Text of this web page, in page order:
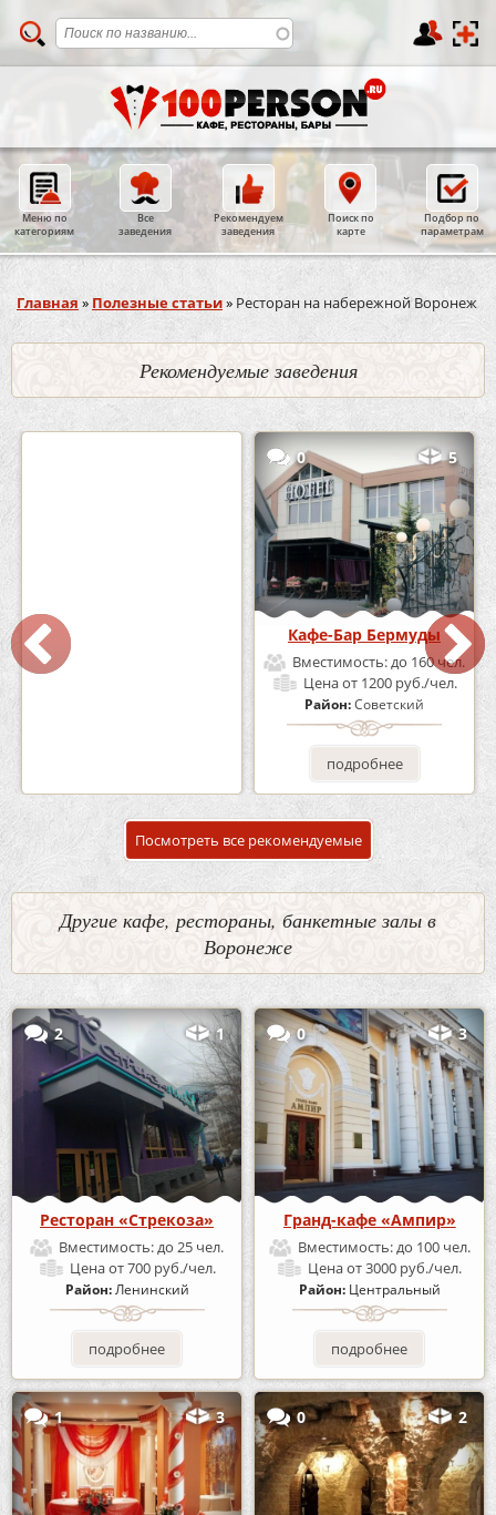
Меню по
категориям
Все
заведения
Рекомендуем
заведения
Поиск по
карте
Подбор по
параметрам
Вы здесь
Главная » Полезные статьи» Ресторан на набережной Воронеж
Рекомендуемые заведения
Кафе «Шишка»
Вместимость:
0 5
Кафе-Бар Бермуды
Вместимость:до 160 чел.
Ценаот 1200 руб./чел.
Район:Советский
подробнее
Посмотреть все рекомендуемые
Другие кафе, рестораны, банкетные залы в
Воронеже
2 1
Ресторан «Стрекоза»
Вместимость:до 25 чел.
Ценаот 700 руб./чел.
Район:Ленинский
подробнее
0 3
Гранд-кафе «Ампир»
Вместимость:до 100 чел.
Ценаот 3000 руб./чел.
Район: Центральный
подробнее
1 3 0 2